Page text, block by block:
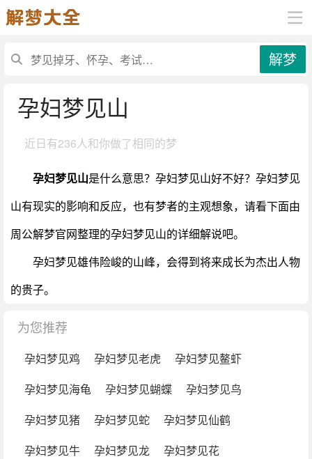
解梦
孕妇梦见山
近日有236人和你做了相同的梦
孕妇梦见山是什么意思？孕妇梦见山好不好？孕妇梦见
山有现实的影响和反应，也有梦者的主观想象，请看下面由
周公解梦官网整理的孕妇梦见山的详细解说吧。
孕妇梦见雄伟险峻的山峰，会得到将来成长为杰出人物
的贵子。
为您推荐
孕妇梦见鸡 孕妇梦见老虎
孕妇梦见鳌虾
孕妇梦见海龟
孕妇梦见蝴蝶
孕妇梦见鸟
孕妇梦见猪
孕妇梦见蛇
孕妇梦见仙鹤
孕妇梦见牛
孕妇梦见龙
孕妇梦见花